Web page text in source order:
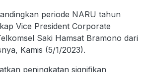
periode NARU tahun
Vice President Corporate
Saki Hamsat Bramono dari
Kamis (5/1/2023).
peningkatan signifikan